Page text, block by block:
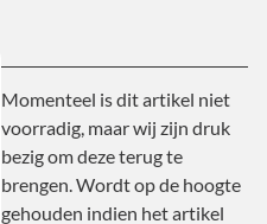
Momenteel is dit artikel niet
voorradig, maar wij zijn druk
bezig om deze terug te
brengen. Wordt op de hoogte
gehouden indien het artikel